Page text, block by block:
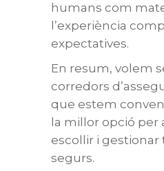
humans com
l’experiència
expectatives.
En resum, volem
corredors
que estem
la millor opció per
escollir i gestionar
segurs.